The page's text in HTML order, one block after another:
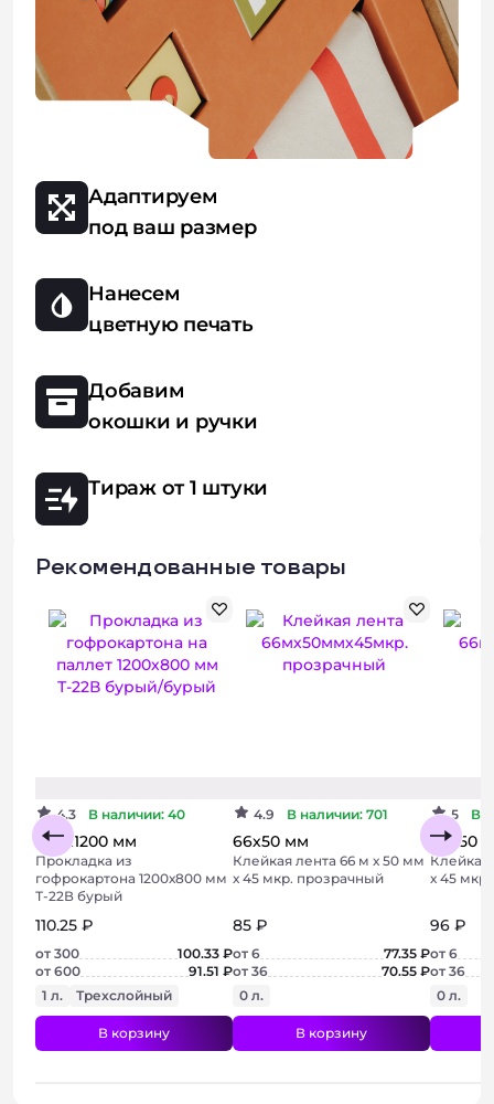
Адаптируем
под ваш размер
Нанесем
цветную печать
Добавим
окошки и ручки
Тираж от 1 штуки
Рекомендованные товары
4.3 В наличии: 40
800х1200 мм
Прокладка из
гофрокартона 1200х800 мм
Т-22В бурый
110.25 ₽
от 300
100.33 ₽
от 600
91.51 ₽
1 л.
Трехслойный
В корзину
4.9 В наличии: 701
66х50 мм
Клейкая лента 66 м х 50 мм
х 45 мкр. прозрачный
85 ₽
от 6
77.35 ₽
от 36
70.55 ₽
0 л.
В корзину
5 В
66х50
Клейкая
х 45
96 ₽
от 6
от 36
0 л.